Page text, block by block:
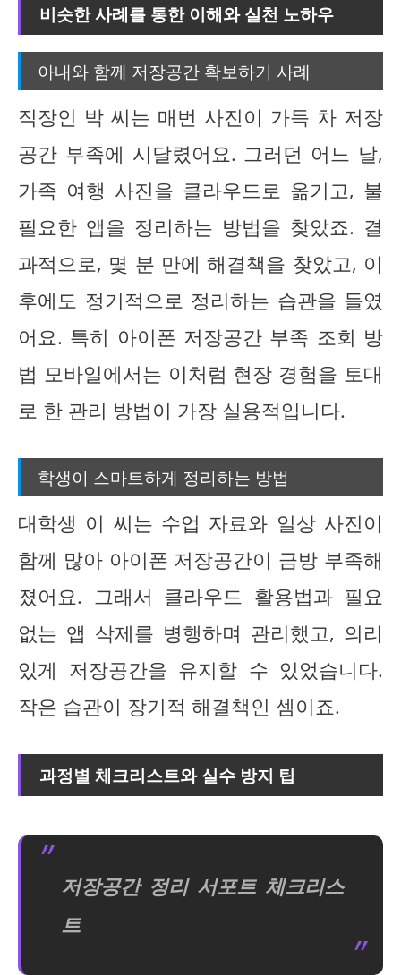
비슷한 사례를 통한 이해와 실천 노하우
아내와 함께 저장공간 확보하기 사례
직장인 박 씨는 매번 사진이 가득 차 저장
공간 부족에 시달렸어요. 그러던 어느 날,
가족 여행 사진을 클라우드로 옮기고, 불
필요한 앱을 정리하는 방법을 찾았죠. 결
과적으로, 몇 분 만에 해결책을 찾았고, 이
후에도 정기적으로 정리하는 습관을 들였
어요. 특히 아이폰 저장공간 부족 조회 방
법 모바일에서는 이처럼 현장 경험을 토대
로 한 관리 방법이 가장 실용적입니다.
학생이 스마트하게 정리하는 방법
대학생 이 씨는 수업 자료와 일상 사진이
함께 많아 아이폰 저장공간이 금방 부족해
졌어요. 그래서 클라우드 활용법과 필요
없는 앱 삭제를 병행하며 관리했고, 의리
있게 저장공간을 유지할 수 있었습니다.
작은 습관이 장기적 해결책인 셈이죠.
과정별 체크리스트와 실수 방지 팁
저장공간 정리 서포트 체크리스
트